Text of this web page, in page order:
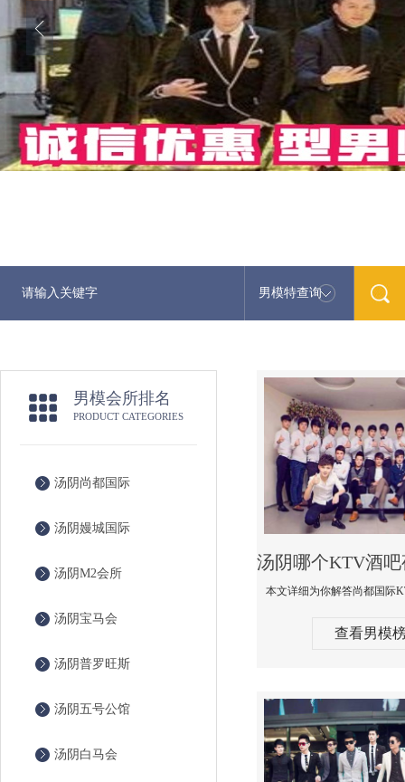
男模特查询
男模会所排名
PRODUCT CATEGORIES
汤阴尚都国际
汤阴嫚城国际
汤阴M2会所
汤阴宝马会
汤阴普罗旺斯
汤阴五号公馆
汤阴白马会
查看男模